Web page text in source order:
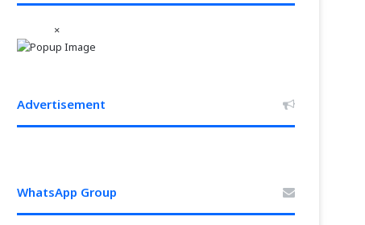
×
Advertisement
WhatsApp Group